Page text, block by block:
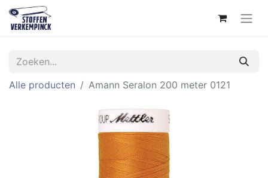
Alle producten Amann Seralon 200 meter 0121